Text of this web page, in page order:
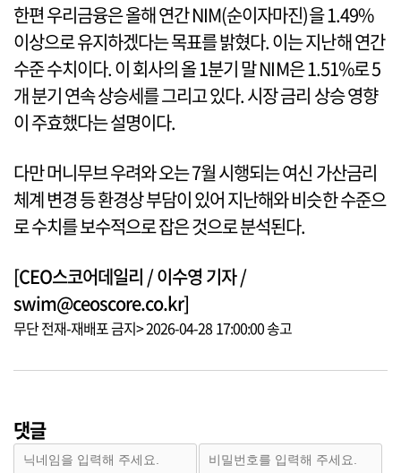
한편 우리금융은 올해 연간 NIM(순이자마진)을 1.49%
이상으로 유지하겠다는 목표를 밝혔다. 이는 지난해 연간
수준 수치이다. 이 회사의 올 1분기 말 NIM은 1.51%로 5
개 분기 연속 상승세를 그리고 있다. 시장 금리 상승 영향
이 주효했다는 설명이다.
다만 머니무브 우려와 오는 7월 시행되는 여신 가산금리
체계 변경 등 환경상 부담이 있어 지난해와 비슷한 수준으
로 수치를 보수적으로 잡은 것으로 분석된다.
[CEO스코어데일리 / 이수영 기자 /
swim@ceoscore.co.kr]
무단 전재-재배포 금지> 2026-04-28 17:00:00 송고
댓글